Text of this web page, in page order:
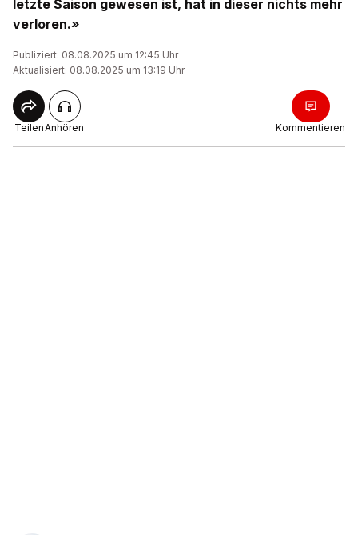
letzte Saison gewesen ist, hat in dieser nichts mehr
verloren.»
Publiziert: 08.08.2025 um 12:45 Uhr
Aktualisiert: 08.08.2025 um 13:19 Uhr
TeilenAnhören Kommentieren